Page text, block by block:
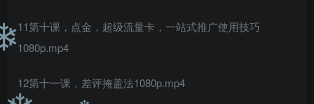
11第十课，点金，超级流量卡，一站式推广使用技巧
1080p.mp4
12第十一课，差评掩盖法1080p.mp4